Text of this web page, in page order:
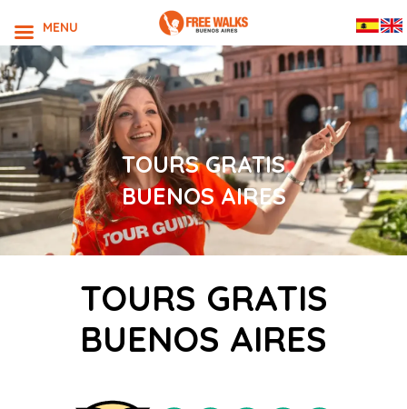
TOURS GRATIS
BUENOS AIRES
TOURS GRATIS
BUENOS AIRES
MENU